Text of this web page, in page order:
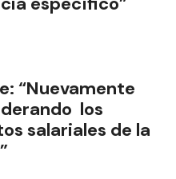
“Nuevamente
los
salariales de la